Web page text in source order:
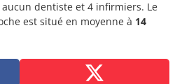
dentiste et 4 infirmiers. Le
est situé en moyenne à 14